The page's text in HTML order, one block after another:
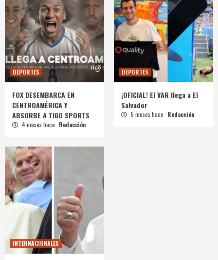
DEPORTES
FOX DESEMBARCA EN
CENTROAMÉRICA Y
ABSORBE A TIGO SPORTS
4 meses hace Redacción
DEPORTES
¡OFICIAL! El VAR llega a El
Salvador
5 meses hace Redacción
INTERNACIONALES